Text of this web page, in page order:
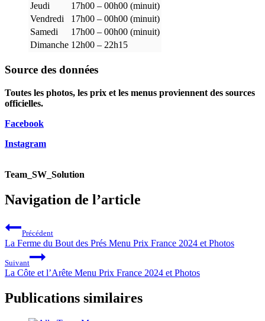
Jeudi
17h00 – 00h00 (minuit)
Vendredi
17h00 – 00h00 (minuit)
Samedi
17h00 – 00h00 (minuit)
Dimanche 12h00 – 22h15
Source des données
Toutes les photos, les prix et les menus proviennent des sources
officielles.
Facebook
Instagram
Team_SW_Solution
Navigation de l’article
Précédent
La Ferme du Bout des Prés Menu Prix France 2024 et Photos
Suivant
La Côte et l’Arête Menu Prix France 2024 et Photos
Publications similaires